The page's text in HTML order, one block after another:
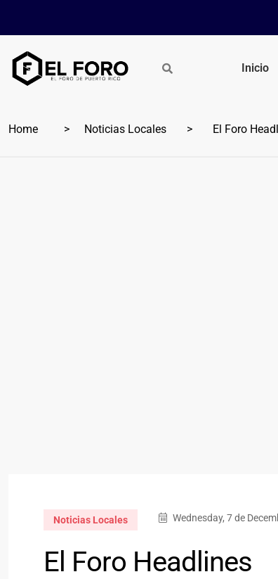
Inicio
Home Noticias Locales El Foro
Noticias Locales Wednesday, 7 de
El Foro Headlines